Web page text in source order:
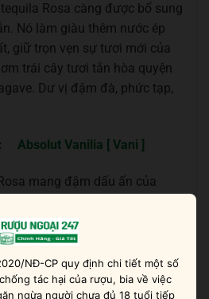
Rosa càng được bổ sung
Nó làm giàu thêm nước ép
giữ trọn vẹn sự tươi mới của
trái cây tươi tắn hòa quyện
Dư vị đậm đà, phức tạp,
Absolut Vanilia [ Vani ]
mang đậm dấu ấn của
để được nhâm nhi nguyên
thơm ngon.
NĐ-CP quy định chi tiết một số
tác hại của rượu, bia về việc
ngừa người chưa đủ 18 tuổi tiếp